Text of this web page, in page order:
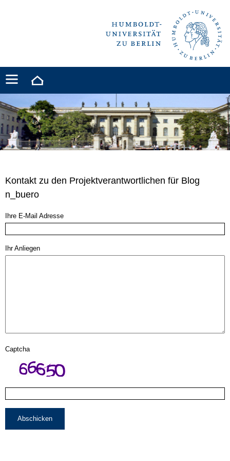
Kontakt zu den Projektverantwortlichen für Blog
n_buero
Ihre E-Mail Adresse
Ihr Anliegen
Captcha
Abschicken